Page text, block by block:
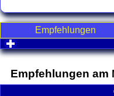
Empfehlungen
click to expand
Empfehlungen am